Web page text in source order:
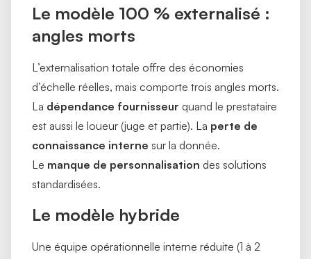
Le modèle 100 % externalisé :
angles morts
L’externalisation totale offre des économies
d’échelle réelles, mais comporte trois angles morts.
La dépendance fournisseur quand le prestataire
est aussi le loueur (juge et partie). La perte de
connaissance interne sur la donnée.
Le manque de personnalisation des solutions
standardisées.
Le modèle hybride
Une équipe opérationnelle interne réduite (1 à 2